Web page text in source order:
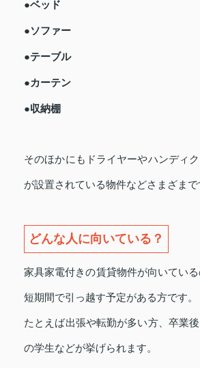
●ベッド
●ソファー
●テーブル
●カーテン
●収納棚
そのほかにもドライヤーやハンディ
が設置されている物件などさまざまで
どんな人に向いている？
家具家電付きの賃貸物件が向いてい
短期間で引っ越す予定がある方です。
たとえば出張や転勤が多い方、卒業
の学生などが挙げられます。